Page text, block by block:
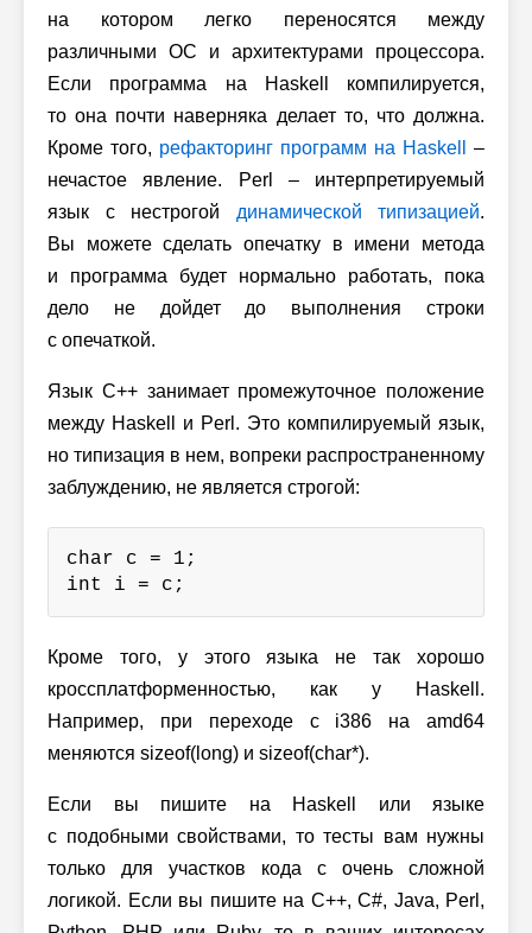
на котором легко переносятся между
различными ОС и архитектурами процессора.
Если программа на Haskell компилируется,
то она почти наверняка делает то, что должна.
Кроме того, рефакторинг программ на Haskell
–
нечастое явление. Perl – интерпретируемый
язык с нестрогой динамической типизацией.
Вы можете сделать опечатку в имени метода
и программа будет нормально работать, пока
дело не дойдет до выполнения строки
с опечаткой.
Язык C++ занимает промежуточное положение
между Haskell и Perl. Это компилируемый язык,
но типизация в нем, вопреки распространенному
заблуждению, не является строгой:
char c = 1;
int i = c;
Кроме того, у этого языка не так хорошо
кроссплатформенностью, как у Haskell.
Например, при переходе с i386 на amd64
меняются sizeof(long) и sizeof(char*).
Если вы пишите на Haskell или языке
с подобными свойствами, то тесты вам нужны
только для участков кода с очень сложной
логикой. Если вы пишите на С++, C#, Java, Perl,